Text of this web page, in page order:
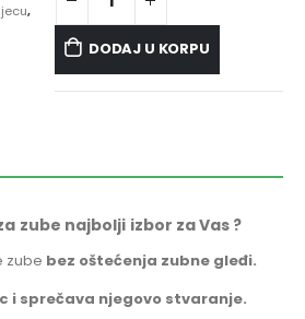
,
DODAJ U KORPU
zube najbolji izbor za Vas ?
zube bez oštećenja zubne gleđi.
i sprečava njegovo stvaranje.